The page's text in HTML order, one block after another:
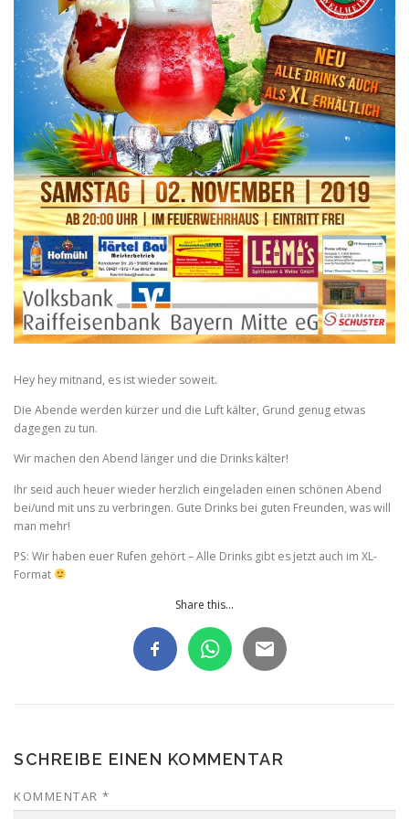
Hey hey mitnand, es ist wieder soweit.
Die Abende werden kürzer und die Luft kälter, Grund genug etwas
dagegen zu tun.
Wir machen den Abend länger und die Drinks kälter!
Ihr seid auch heuer wieder herzlich eingeladen einen schönen Abend
bei/und mit uns zu verbringen. Gute Drinks bei guten Freunden, was will
man mehr!
PS: Wir haben euer Rufen gehört – Alle Drinks gibt es jetzt auch im XL-
Format
Share this...
SCHREIBE EINEN KOMMENTAR
KOMMENTAR *